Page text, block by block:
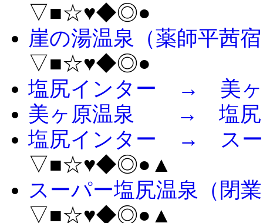
▽■☆♥◆◎●
崖の湯温泉（薬師平
▽■☆♥◆◎●
塩尻インター → 美ヶ
美ヶ原温泉 → 塩尻
塩尻インター → スー
▽■☆♥◆◎●▲
スーパー塩尻温泉（
▽■☆♥◆◎●▲